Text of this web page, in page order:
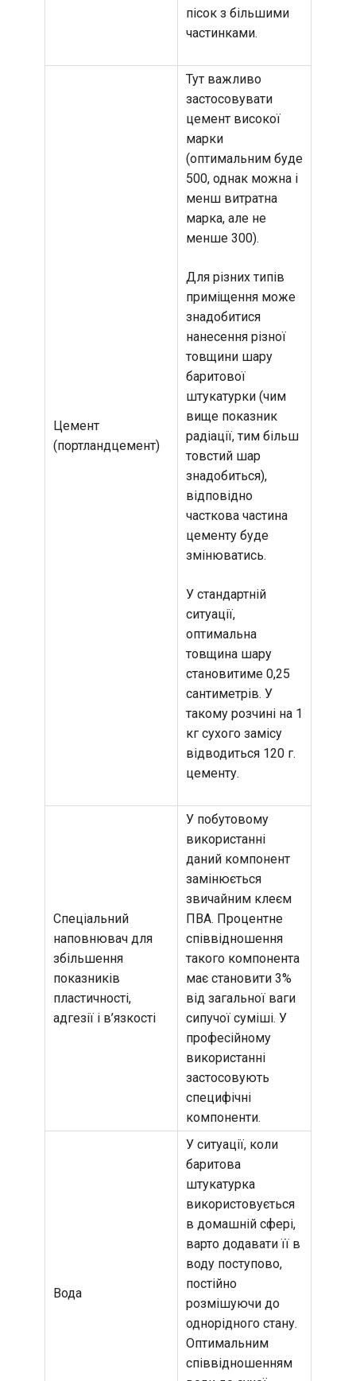
пісок з більшими
частинками.
Цемент
(портландцемент)
Тут важливо
застосовувати
цемент високої
марки
(оптимальним буде
500, однак можна і
менш витратна
марка, але не
менше 300).
Для різних типів
приміщення може
знадобитися
нанесення різної
товщини шару
баритової
штукатурки (чим
вище показник
радіації, тим більш
товстий шар
знадобиться),
відповідно
часткова частина
цементу буде
змінюватись.
У стандартній
ситуації,
оптимальна
товщина шару
становитиме 0,25
сантиметрів. У
такому розчині на 1
кг сухого замісу
відводиться 120 г.
цементу.
Спеціальний
наповнювач для
збільшення
показників
пластичності,
адгезії і в’язкості
У побутовому
використанні
даний компонент
замінюється
звичайним клеєм
ПВА. Процентне
співвідношення
такого компонента
має становити 3%
від загальної ваги
сипучої суміші. У
професійному
використанні
застосовують
специфічні
компоненти.
Вода
У ситуації, коли
баритова
штукатурка
використовується
в домашній сфері,
варто додавати її в
воду поступово,
постійно
розмішуючи до
однорідного стану.
Оптимальним
співвідношенням